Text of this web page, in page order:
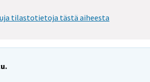
tilastotietoja tästä aiheesta